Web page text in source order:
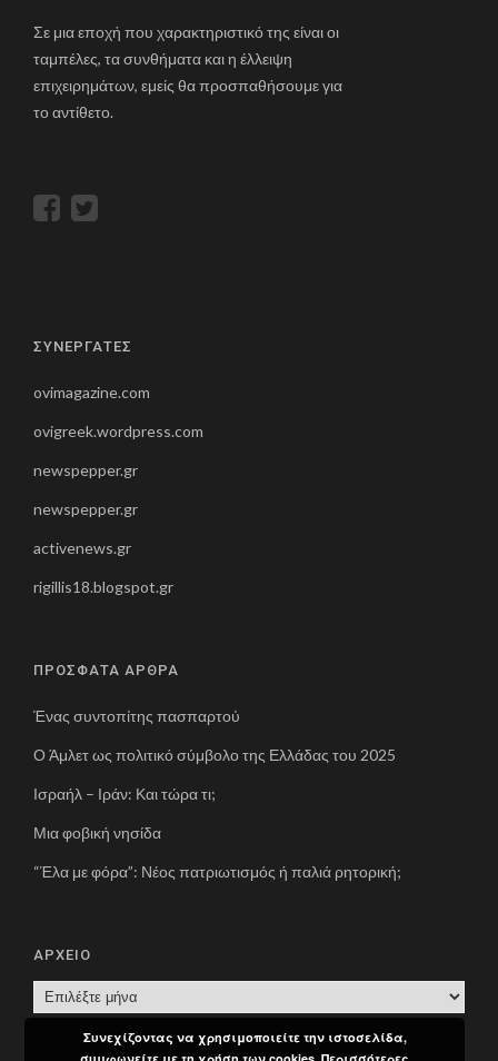
Σε μια εποχή που χαρακτηριστικό της είναι οι
ταμπέλες, τα συνθήματα και η έλλειψη
επιχειρημάτων, εμείς θα προσπαθήσουμε για
το αντίθετο.
ΣΥΝΕΡΓΑΤΕΣ
ovimagazine.com
ovigreek.wordpress.com
newspepper.gr
newspepper.gr
activenews.gr
rigillis18.blogspot.gr
ΠΡΟΣΦΑΤΑ ΑΡΘΡΑ
Ένας συντοπίτης πασπαρτού
Ο Άμλετ ως πολιτικό σύμβολο της Ελλάδας του 2025
Ισραήλ – Ιράν: Και τώρα τι;
Μια φοβική νησίδα
“Έλα με φόρα”: Νέος πατριωτισμός ή παλιά ρητορική;
ΑΡΧΕΙΟ
Ρ
Συνεχίζοντας να χρησιμοποιείτε την ιστοσελίδα,